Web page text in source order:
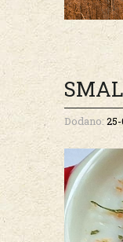
Dodano: